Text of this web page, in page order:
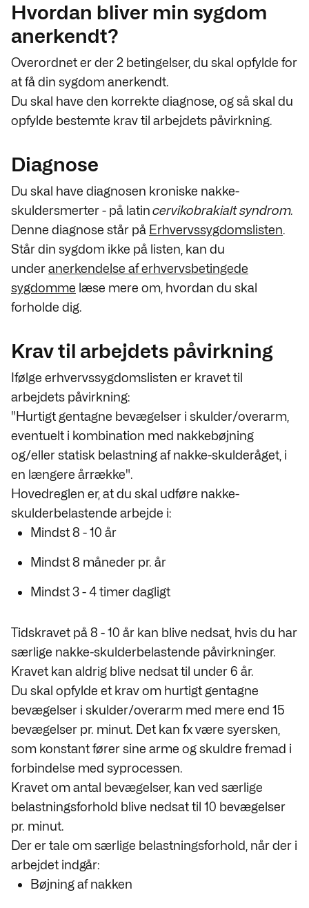
Hvordan bliver min sygdom
anerkendt?
Overordnet er der 2 betingelser, du skal opfylde for
at få din sygdom anerkendt.
Du skal have den korrekte diagnose, og så skal du
opfylde bestemte krav til arbejdets påvirkning.
Diagnose
Du skal have diagnosen kroniske nakke-
skuldersmerter - på latincervikobrakialt syndrom.
Denne diagnose står på Erhvervssygdomslisten.
Står din sygdom ikke på listen, kan du
underanerkendelse af erhvervsbetingede
sygdomme læse mere om, hvordan du skal
forholde dig.
Krav til arbejdets påvirkning
Ifølge erhvervssygdomslisten er kravet til
arbejdets påvirkning:
"Hurtigt gentagne bevægelser i skulder/overarm,
eventuelt i kombination med nakkebøjning
og/eller statisk belastning af nakke-skulderåget, i
en længere årrække".
Hovedreglen er, at du skal udføre nakke-
skulderbelastende arbejde i:
Mindst 8 - 10 år
Mindst 8 måneder pr. år
Mindst 3 - 4 timer dagligt
Tidskravet på 8 - 10 år kan blive nedsat, hvis du har
særlige nakke-skulderbelastende påvirkninger.
Kravet kan aldrig blive nedsat til under 6 år.
Du skal opfylde et krav om hurtigt gentagne
bevægelser i skulder/overarm med mere end 15
bevægelser pr. minut. Det kan fx være syersken,
som konstant fører sine arme og skuldre fremad i
forbindelse med syprocessen.
Kravet om antal bevægelser, kan ved særlige
belastningsforhold blive nedsat til 10 bevægelser
pr. minut.
Der er tale om særlige belastningsforhold, når der i
arbejdet indgår:
Bøjning af nakken